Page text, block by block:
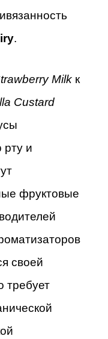
.
Milk к
Custard
и
фруктовые
своей
требует